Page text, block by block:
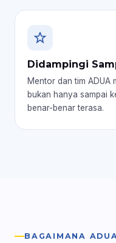
Didampingi
Mentor dan tim ADUA
bukan hanya sampai
benar-benar terasa.
BAGAIMANA